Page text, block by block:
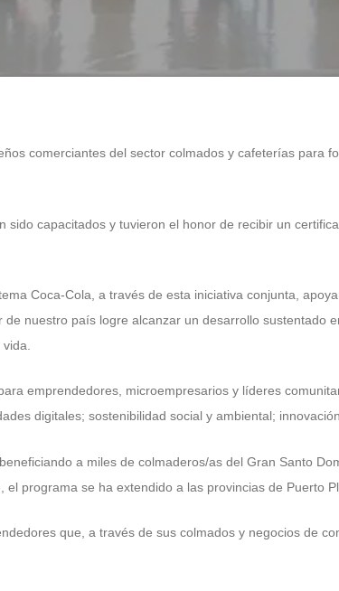
comerciantes del sector colmados y cafeterías para
capacitados y tuvieron el honor de recibir un
Coca-Cola, a través de esta iniciativa conjunta,
nuestro país logre alcanzar un desarrollo sustentado
emprendedores, microempresarios y líderes
digitales; sostenibilidad social y ambiental;
a miles de colmaderos/as del Gran Santo
programa se ha extendido a las provincias de Puerto
que, a través de sus colmados y negocios de